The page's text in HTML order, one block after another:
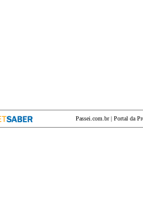
Passei.com.br| Portal da